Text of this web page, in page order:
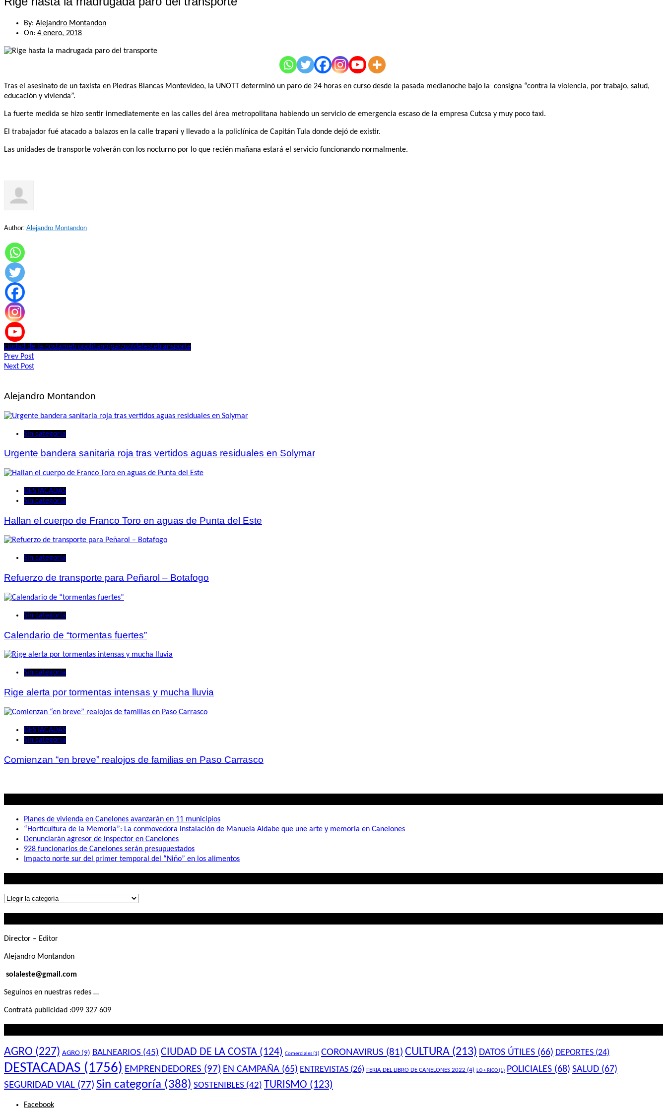
By: Alejandro Montandon
On: 4 enero, 2018
Tras el asesinato de un taxista en Piedras Blancas Montevideo, la UNOTT determinó un paro de 24 horas en curso desde la pasada medianoche bajo la consigna “contra la violencia, por trabajo, salud,
educación y vivienda”.
La fuerte medida se hizo sentir inmediatemente en las calles del área metropolitana habiendo un servicio de emergencia escaso de la empresa Cutcsa y muy poco taxi.
El trabajador fué atacado a balazos en la calle trapani y llevado a la policlínica de Capitán Tula donde dejó de existir.
Las unidades de transporte volverán con los nocturno por lo que recién mañana estará el servicio funcionando normalmente.
Author: Alejandro Montandon
ciudad de la costametropolitanoiparosoldelestetransporte
Navegación
de
Prev Post
Next Post
Alejandro Montandon
Sin categoría
Urgente bandera sanitaria roja tras vertidos aguas residuales en Solymar
DESTACADAS
Sin categoría
Hallan el cuerpo de Franco Toro en aguas de Punta del Este
Sin categoría
Refuerzo de transporte para Peñarol – Botafogo
Sin categoría
Calendario de “tormentas fuertes”
Sin categoría
Rige alerta por tormentas intensas y mucha lluvia
DESTACADAS
Sin categoría
Comienzan “en breve” realojos de familias en Paso Carrasco
Planes de vivienda en Canelones avanzarán en 11 municipios
“Horticultura de la Memoria”: La conmovedora instalación de Manuela Aldabe que une arte y memoria en Canelones
Denunciarán agresor de inspector en Canelones
928 funcionarios de Canelones serán presupuestados
Impacto norte sur del primer temporal del “Niño” en los alimentos
Lo
Director – Editor
Alejandro Montandon
solaleste@gmail.com
Seguinos en nuestras redes …
Contratá publicidad :099 327 609
AGRO (227) AGRO (9) BALNEARIOS (45) CIUDAD DE LA COSTA (124) Comerciales(1) CORONAVIRUS (81) CULTURA (213) DATOS ÚTILES (66) DEPORTES (24)
DESTACADAS (1756) EMPRENDEDORES (97) EN CAMPAÑA (65) ENTREVISTAS (26) FERIA DEL LIBRO DE CANELONES 2022 (4) LO + RICO(1) POLICIALES (68) SALUD (67)
SEGURIDAD VIAL (77) Sin categoría (388) SOSTENIBLES (42) TURISMO (123)
Facebook